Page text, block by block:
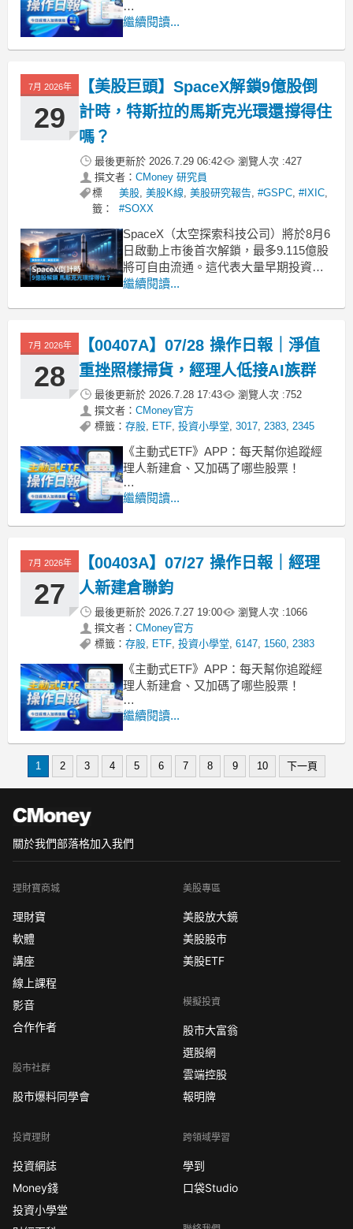
■ 1520億巨獸逢低換股
上漲 0.12%。雖然這檔 ETF 近一週跟著
酬來到 -17.4%，但高達 1520.6 億規模
繼續閱讀...
7月 2026年
29
【美股巨頭】SpaceX解鎖9億股倒
計時，特斯拉的馬斯克光環還撐得住
嗎？
最後更新於 2026.7.29 06:42 瀏覽人次 :427
撰文者： CMoney 研究員
標
籤：
美股,美股K線,美股研究報告,#GSPC,#IXIC,
#SOXX
SpaceX（太空探索科技公司）將於8月6
日啟動上市後首次解鎖，最多9.115億股
將可自由流通。這代表大量早期投資人
拿回了賣股的自由，市場最直接的問題
28日收在307.44美元，距離一年低點已
不遠。SpaceX解鎖壓力正面來襲，特
繼續閱讀...
7月 2026年
28
【00407A】07/28 操作日報｜淨值
重挫照樣掃貨，經理人低接AI族群
最後更新於 2026.7.28 17:43 瀏覽人次 :752
撰文者： CMoney官方
標籤： 存股, ETF, 投資小學堂, 3017, 2383, 2345
《主動式ETF》APP：每天幫你追蹤經
理人新建倉、又加碼了哪些股票！
■ 00407A 跌幅逾7%規模卻守穩257億
單日重挫7.4%，近一週與成立以來的報
績效承受極大壓力，但基金規模依然穩
繼續閱讀...
7月 2026年
27
【00403A】07/27 操作日報｜經理
人新建倉聯鈞
最後更新於 2026.7.27 19:00 瀏覽人次 :1066
撰文者： CMoney官方
標籤： 存股, ETF, 投資小學堂, 6147, 1560, 2383
《主動式ETF》APP：每天幫你追蹤經
理人新建倉、又加碼了哪些股票！
■ 近一週展開反彈
0.10%，收在9.62元。雖然成立以來還有
6.3%的帳面跌幅，但近一週已經打出
3.7%的正報酬，腳步有站穩的跡象。目
繼續閱讀...
1 2 3 4 5 6 7 8 9 10 下一頁
關於我們部落格加入我們
理財寶商城
理財寶
軟體
講座
線上課程
影音
合作作者
股市社群
股市爆料同學會
投資理財
投資網誌
Money錢
投資小學堂
美股專區
美股放大鏡
美股股市
美股ETF
模擬投資
股市大富翁
選股網
雲端控股
報明牌
跨領域學習
學到
口袋Studio